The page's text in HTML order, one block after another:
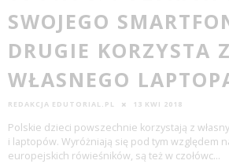
SWOJEGO
DRUGIE KORZYSTA Z
WŁASNEGO
REDAKCJA EDUTORIAL.PL 13 KWI 2018
Polskie dzieci powszechnie korzystają z
i laptopów. Wyróżniają się pod tym względem
europejskich rówieśników, są też w czołówc...